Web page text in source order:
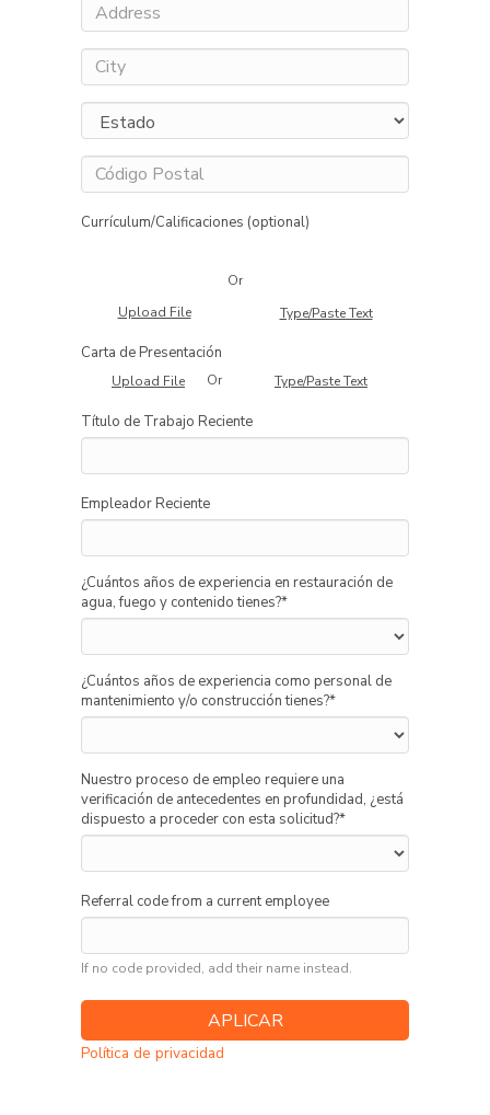
Currículum/Calificaciones (optional)
Upload File
Or
Type/Paste Text
Carta de Presentación
Upload File Or Type/Paste Text
Título de Trabajo Reciente
Empleador Reciente
¿Cuántos años de experiencia en restauración de
agua, fuego y contenido tienes?*
¿Cuántos años de experiencia como personal de
mantenimiento y/o construcción tienes?*
Nuestro proceso de empleo requiere una
verificación de antecedentes en profundidad, ¿está
dispuesto a proceder con esta solicitud?*
Referral code from a current employee
If no code provided, add their name instead.
Política de privacidad